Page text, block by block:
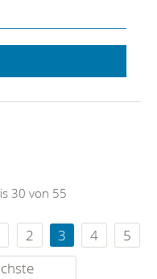
30 von 55
2 3 4
5